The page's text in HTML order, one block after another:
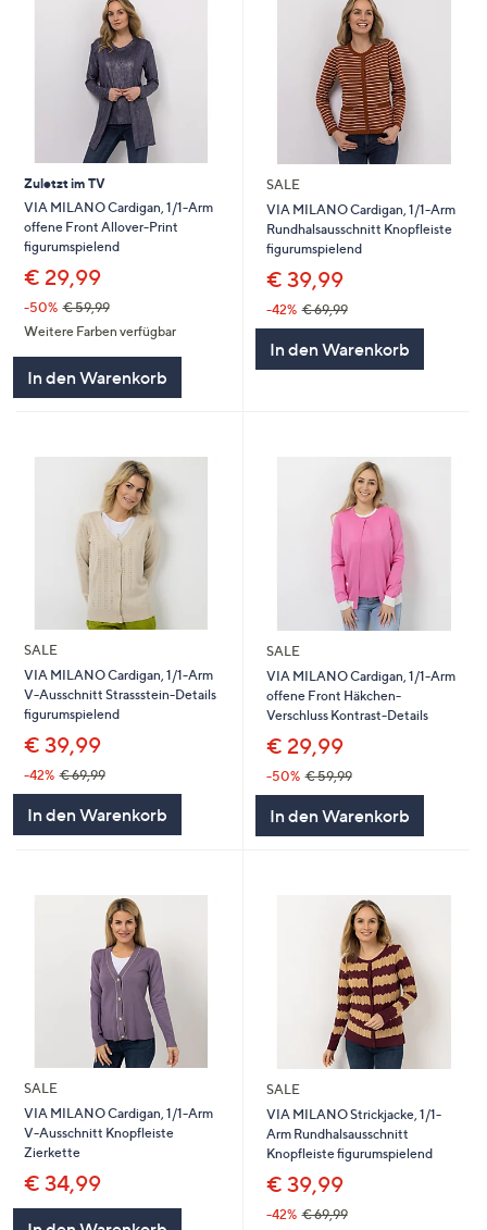
Zuletzt im TV
VIA MILANO Cardigan, 1/1-Arm
offene Front Allover-Print
figurumspielend
€ 29,99
-50% € 59,99
Weitere Farben verfügbar
In den Warenkorb
SALE
VIA MILANO Cardigan, 1/1-Arm
Rundhalsausschnitt Knopfleiste
figurumspielend
€ 39,99
-42% € 69,99
In den Warenkorb
SALE
VIA MILANO Cardigan, 1/1-Arm
V-Ausschnitt Strassstein-Details
figurumspielend
€ 39,99
-42% € 69,99
In den Warenkorb
SALE
VIA MILANO Cardigan, 1/1-Arm
offene Front Häkchen-
Verschluss Kontrast-Details
€ 29,99
-50% € 59,99
In den Warenkorb
SALE
VIA MILANO Cardigan, 1/1-Arm
V-Ausschnitt Knopfleiste
Zierkette
€ 34,99
SALE
VIA MILANO Strickjacke, 1/1-
Arm Rundhalsausschnitt
Knopfleiste figurumspielend
€ 39,99
-42% € 69,99